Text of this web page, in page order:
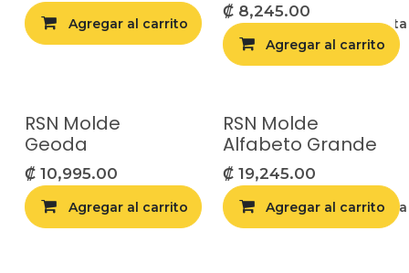
Agregar al carrito Agregar a la
₡ 8,245.00
Agregar al carrito
RSN Molde
Geoda
₡ 10,995.00
Agregar al carrito Agregar a la
RSN Molde
Alfabeto Grande
₡ 19,245.00
Agregar al carrito